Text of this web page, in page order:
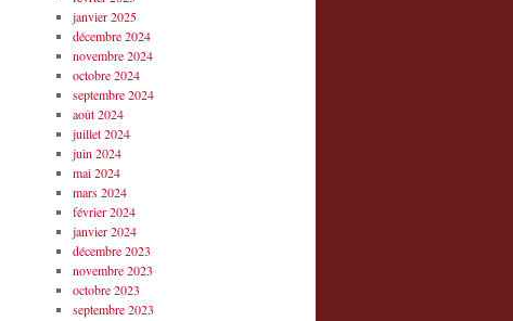
janvier 2025
décembre 2024
novembre 2024
octobre 2024
septembre 2024
août 2024
juillet 2024
juin 2024
mai 2024
mars 2024
février 2024
janvier 2024
décembre 2023
novembre 2023
octobre 2023
septembre 2023